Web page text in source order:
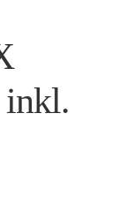
inkl.